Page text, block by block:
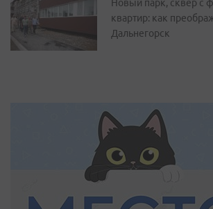
Новый парк, сквер с
квартир: как
Дальнегорск